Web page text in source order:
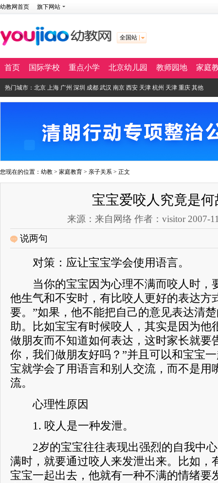
幼教网首页 旗下网站
全国站
首页 国际学校 重点小学 北京幼儿园 教师园地 家庭
热门城市： 北京 上海 广州 深圳 成都 武汉 南京 西安 天津 杭州 天津 重庆 其他
您现在的位置： 幼教 > 家庭教育 > 亲子关系 > 正文
宝宝爱咬人究竟是何
来源：来自网络 作者：visitor 2007-
说两句
对策：应让宝宝学会使用语言。
当你的宝宝因为心理不满而咬人时，
他生气和不安时，有比咬人更好的表达方
要。”如果，他不能把自己的意见表达清
助。比如宝宝有时候咬人，其实是因为他
做朋友而不知道如何表达，这时家长就要
你，我们做朋友好吗？”并且可以和宝宝
宝就学会了用语言和别人交流，而不是用
流。
心理性原因
1. 咬人是一种发泄。
2岁的宝宝往往表现出强烈的自我中心
满时，就要通过咬人来发泄出来。比如，
宝宝一起出去，他就有一种不满的情绪要